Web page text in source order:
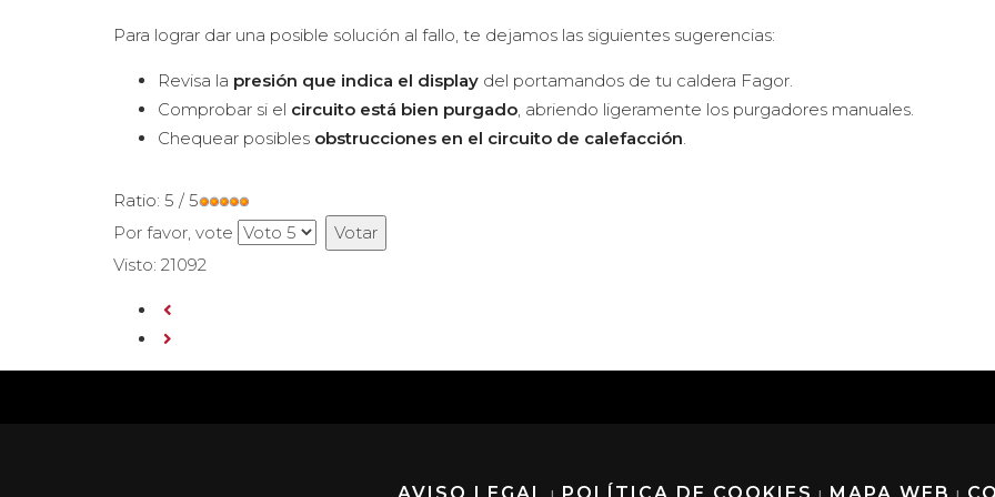
Para lograr dar una posible solución al fallo, te dejamos las siguientes sugerencias:
Revisa la presión que indica el display del portamandos de tu caldera Fagor.
Comprobar si el circuito está bien purgado, abriendo ligeramente los purgadores manuales.
Chequear posibles obstrucciones en el circuito de calefacción.
Ratio: 5 / 5
Por favor, vote
Visto: 21092